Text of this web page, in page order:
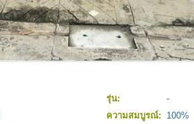
รุ่น:
-
ความสมบูรณ์:
100%